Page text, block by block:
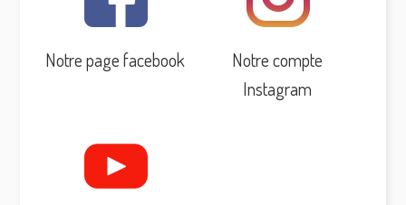
Notre page facebook
Notre compte
Instagram